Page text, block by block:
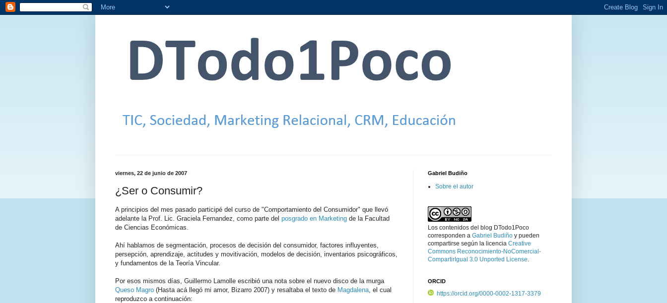
viernes, 22 de junio de 2007
¿Ser o Consumir?
A principios del mes pasado participé del curso de "Comportamiento del Consumidor" que llevó
adelante la Prof. Lic. Graciela Fernandez, como parte del posgrado en Marketing de la Facultad
de Ciencias Económicas.
Ahí hablamos de segmentación, procesos de decisión del consumidor, factores influyentes,
persepción, aprendizaje, actitudes y movitivación, modelos de decisión, inventarios psicográficos,
y fundamentos de la Teoría Vincular.
Por esos mismos días, Guillermo Lamolle escribió una nota sobre el nuevo disco de la murga
Queso Magro (Hasta acá llegó mi amor, Bizarro 2007) y resaltaba el texto de Magdalena , el cual
reproduzco a continuación:
Gabriel Budiño
Sobre el autor
Los contenidos del blog DTodo1Poco
corresponden a Gabriel Budiño y pueden
compartirse según la licencia Creative
Commons Reconocimiento-NoComercial-
CompartirIgual 3.0 Unported License.
ORCID
https://orcid.org/0000-0002-1317-3379